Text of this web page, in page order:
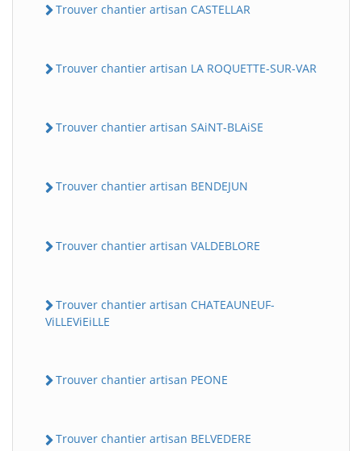
Trouver chantier artisan CASTELLAR
Trouver chantier artisan LA ROQUETTE-SUR-VAR
Trouver chantier artisan SAiNT-BLAiSE
Trouver chantier artisan BENDEJUN
Trouver chantier artisan VALDEBLORE
Trouver chantier artisan CHATEAUNEUF-
ViLLEViEiLLE
Trouver chantier artisan PEONE
Trouver chantier artisan BELVEDERE